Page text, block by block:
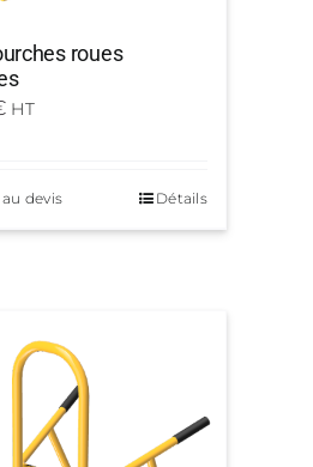
roues
HT
devis Détails